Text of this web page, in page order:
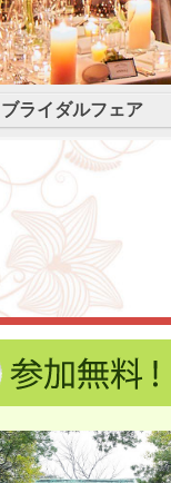
ブライダルフェア